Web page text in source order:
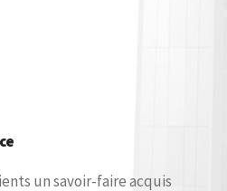
un savoir-faire acquis